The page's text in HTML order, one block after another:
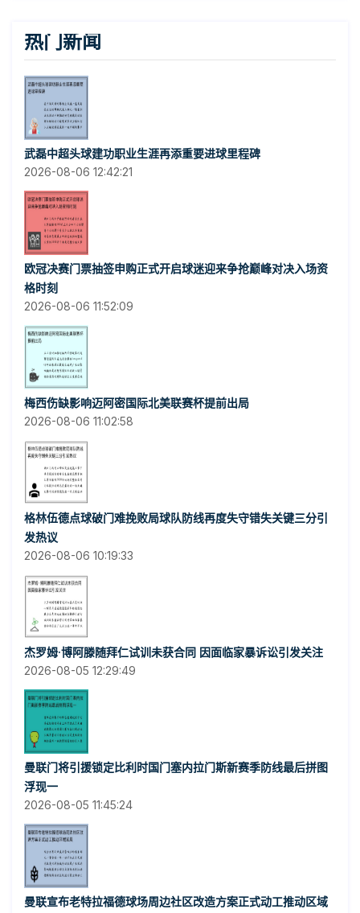
热门新闻
武磊中超头球建功职业生涯再添重要进球里程碑
2026-08-06 12:42:21
欧冠决赛门票抽签申购正式开启球迷迎来争抢巅峰对决入场资
格时刻
2026-08-06 11:52:09
梅西伤缺影响迈阿密国际北美联赛杯提前出局
2026-08-06 11:02:58
格林伍德点球破门难挽败局球队防线再度失守错失关键三分引
发热议
2026-08-06 10:19:33
杰罗姆·博阿滕随拜仁试训未获合同 因面临家暴诉讼引发关注
2026-08-05 12:29:49
曼联门将引援锁定比利时国门塞内拉门斯新赛季防线最后拼图
浮现一
2026-08-05 11:45:24
曼联宣布老特拉福德球场周边社区改造方案正式动工推动区域